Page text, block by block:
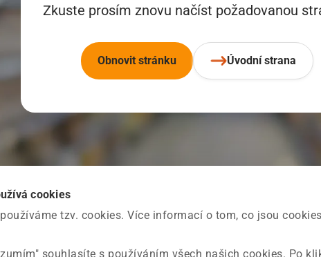
cookies
tzv. cookies. Více informací o tom, co jsou
souhlasíte s používáním všech našich cookies. Po
Zkuste prosím znovu načíst požadovanou
Obnovit stránku Úvodní strana